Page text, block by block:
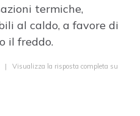
termiche,
al caldo, a favore di
il freddo.
| Visualizza la risposta completa su